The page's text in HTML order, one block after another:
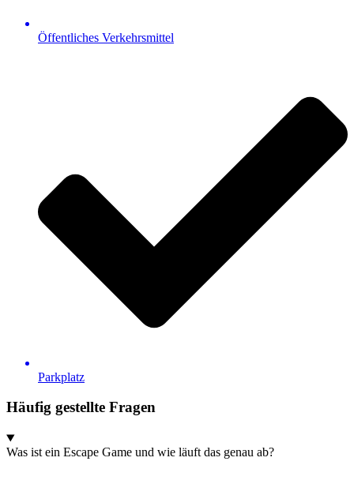
Öffentliches Verkehrsmittel
Parkplatz
Häufig gestellte Fragen
Was ist ein Escape Game und wie läuft das genau ab?